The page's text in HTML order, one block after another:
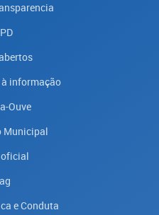
à informação
Ouve
Municipal
e Conduta